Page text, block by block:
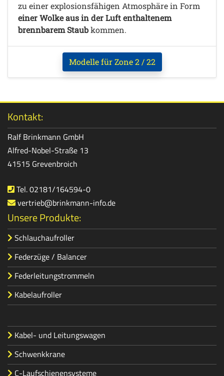
zu einer explosionsfähigen Atmosphäre in Form
einer Wolke aus in der Luft enthaltenem
brennbarem Staubkommen.
Modelle für Zone 2 / 22
Kontakt:
Ralf Brinkmann GmbH
Alfred-Nobel-Straße 13
41515 Grevenbroich
Tel. 02181/164594-0
vertrieb@brinkmann-info.de
Unsere Produkte:
Schlauchaufroller
Federzüge / Balancer
Federleitungstrommeln
Kabelaufroller
Kabel- und Leitungswagen
Schwenkkrane
C-Laufschienensysteme